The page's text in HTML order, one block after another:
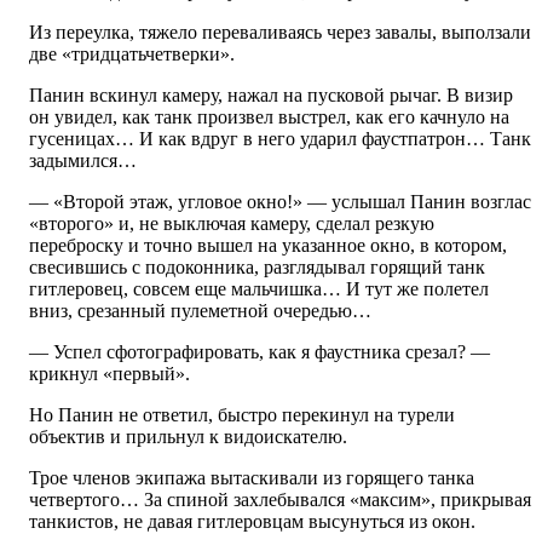
Из переулка, тяжело переваливаясь через завалы, выползали
две «тридцатьчетверки».
Панин вскинул камеру, нажал на пусковой рычаг. В визир
он увидел, как танк произвел выстрел, как его качнуло на
гусеницах… И как вдруг в него ударил фаустпатрон… Танк
задымился…
— «Второй этаж, угловое окно!» — услышал Панин возглас
«второго» и, не выключая камеру, сделал резкую
переброску и точно вышел на указанное окно, в котором,
свесившись с подоконника, разглядывал горящий танк
гитлеровец, совсем еще мальчишка… И тут же полетел
вниз, срезанный пулеметной очередью…
— Успел сфотографировать, как я фаустника срезал? —
крикнул «первый».
Но Панин не ответил, быстро перекинул на турели
объектив и прильнул к видоискателю.
Трое членов экипажа вытаскивали из горящего танка
четвертого… За спиной захлебывался «максим», прикрывая
танкистов, не давая гитлеровцам высунуться из окон.